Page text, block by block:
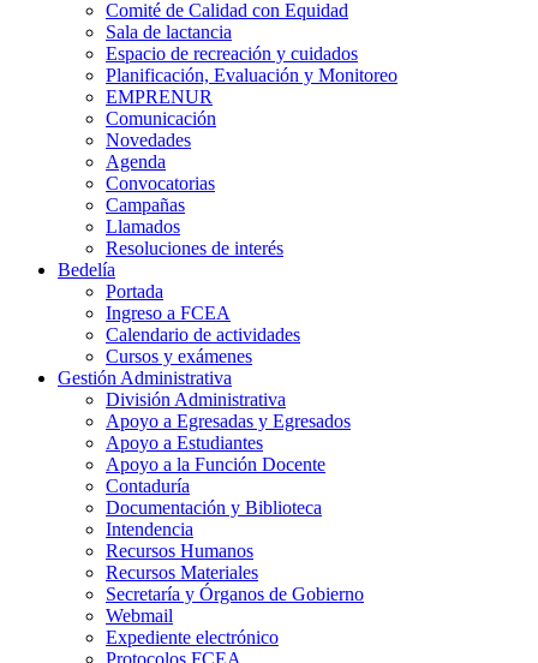
Comité de Calidad con Equidad
Sala de lactancia
Espacio de recreación y cuidados
Planificación, Evaluación y Monitoreo
EMPRENUR
Comunicación
Novedades
Agenda
Convocatorias
Campañas
Llamados
Resoluciones de interés
Bedelía
Portada
Ingreso a FCEA
Calendario de actividades
Cursos y exámenes
Gestión Administrativa
División Administrativa
Apoyo a Egresadas y Egresados
Apoyo a Estudiantes
Apoyo a la Función Docente
Contaduría
Documentación y Biblioteca
Intendencia
Recursos Humanos
Recursos Materiales
Secretaría y Órganos de Gobierno
Webmail
Expediente electrónico
Protocolos FCEA